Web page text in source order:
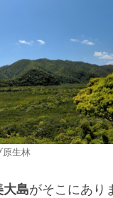
原生林
大島がそこにあり